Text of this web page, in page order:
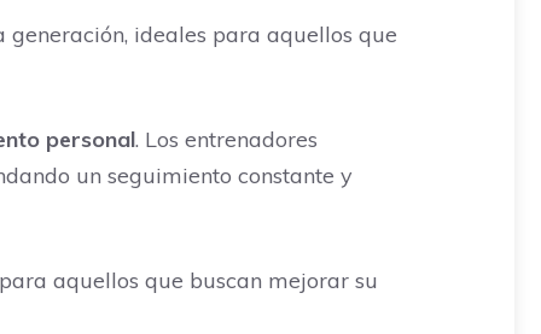
ideales para aquellos que
personal. Los entrenadores
un seguimiento constante y
aquellos que buscan mejorar su